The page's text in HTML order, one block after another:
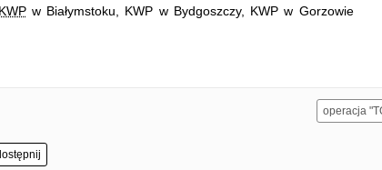
KWPw Białymstoku, KWP w Bydgoszczy, KWP w Gorzowie
operacja